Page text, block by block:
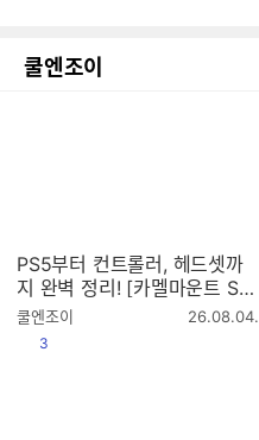
쿨엔조이
PS5부터 컨트롤러, 헤드셋까
지 완벽 정리! [카멜마운트 SM
BB4, SMBB5]
쿨엔조이
작
26.08.04.
공감
3